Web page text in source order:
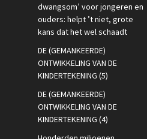
dwangsom’ voor jongeren en
ouders: helpt ’t niet, grote
kans dat het wel schaadt
DE (GEMANKEERDE)
ONTWIKKELING VAN DE
KINDERTEKENING (5)
DE (GEMANKEERDE)
ONTWIKKELING VAN DE
KINDERTEKENING (4)